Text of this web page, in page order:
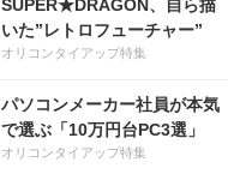
SUPER★DRAGON、自ら描
いた”レトロフューチャー”
オリコンタイアップ特集
パソコンメーカー社員が本気
で選ぶ「10万円台PC3選」
オリコンタイアップ特集